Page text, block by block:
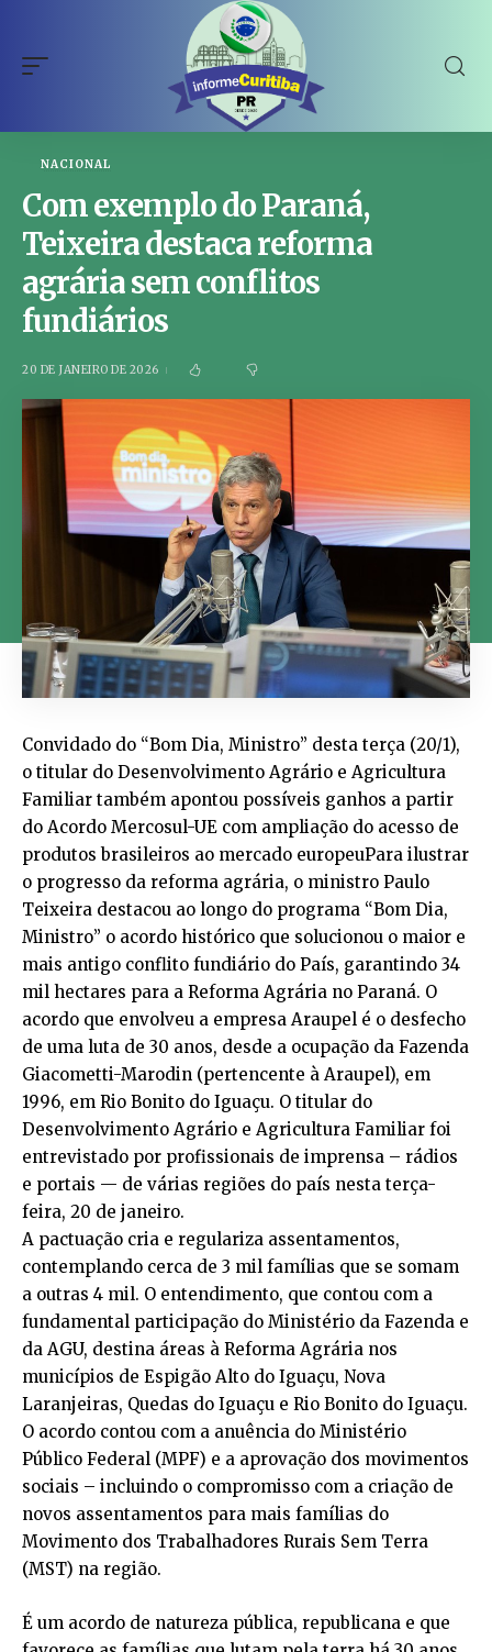
NACIONAL
Com exemplo do Paraná,
Teixeira destaca reforma
agrária sem conflitos
fundiários
20 DE JANEIRO DE 2026
Convidado do “Bom Dia, Ministro” desta terça (20/1),
o titular do Desenvolvimento Agrário e Agricultura
Familiar também apontou possíveis ganhos a partir
do Acordo Mercosul-UE com ampliação do acesso de
produtos brasileiros ao mercado europeuPara ilustrar
o progresso da reforma agrária, o ministro Paulo
Teixeira destacou ao longo do programa “Bom Dia,
Ministro” o acordo histórico que solucionou o maior e
mais antigo conflito fundiário do País, garantindo 34
mil hectares para a Reforma Agrária no Paraná. O
acordo que envolveu a empresa Araupel é o desfecho
de uma luta de 30 anos, desde a ocupação da Fazenda
Giacometti-Marodin (pertencente à Araupel), em
1996, em Rio Bonito do Iguaçu. O titular do
Desenvolvimento Agrário e Agricultura Familiar foi
entrevistado por profissionais de imprensa – rádios
e portais — de várias regiões do país nesta terça-
feira, 20 de janeiro.
A pactuação cria e regulariza assentamentos,
contemplando cerca de 3 mil famílias que se somam
a outras 4 mil. O entendimento, que contou com a
fundamental participação do Ministério da Fazenda e
da AGU, destina áreas à Reforma Agrária nos
municípios de Espigão Alto do Iguaçu, Nova
Laranjeiras, Quedas do Iguaçu e Rio Bonito do Iguaçu.
O acordo contou com a anuência do Ministério
Público Federal (MPF) e a aprovação dos movimentos
sociais – incluindo o compromisso com a criação de
novos assentamentos para mais famílias do
Movimento dos Trabalhadores Rurais Sem Terra
(MST) na região.
É um acordo de natureza pública, republicana e que